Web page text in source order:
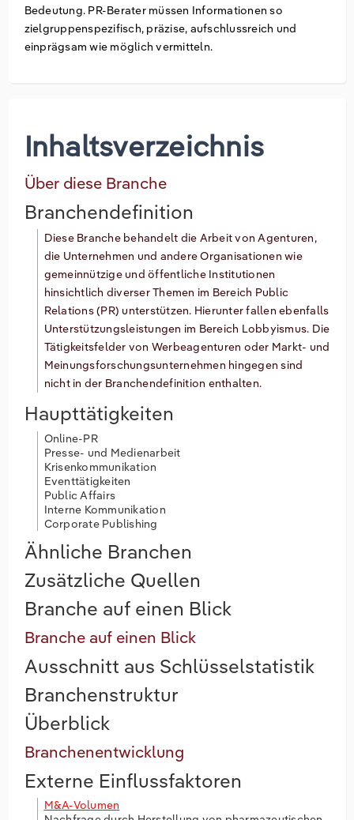
Bedeutung. PR-Berater müssen Informationen so
zielgruppenspezifisch, präzise, aufschlussreich und
einprägsam wie möglich vermitteln.
Inhaltsverzeichnis
Über diese Branche
Branchendefinition
Diese Branche behandelt die Arbeit von Agenturen,
die Unternehmen und andere Organisationen wie
gemeinnützige und öffentliche Institutionen
hinsichtlich diverser Themen im Bereich Public
Relations (PR) unterstützen. Hierunter fallen ebenfalls
Unterstützungsleistungen im Bereich Lobbyismus. Die
Tätigkeitsfelder von Werbeagenturen oder Markt- und
Meinungsforschungsunternehmen hingegen sind
nicht in der Branchendefinition enthalten.
Haupttätigkeiten
Online-PR
Presse- und Medienarbeit
Krisenkommunikation
Eventtätigkeiten
Public Affairs
Interne Kommunikation
Corporate Publishing
Ähnliche Branchen
Zusätzliche Quellen
Branche auf einen Blick
Branche auf einen Blick
Ausschnitt aus Schlüsselstatistik
Branchenstruktur
Überblick
Branchenentwicklung
Externe Einflussfaktoren
M&A-Volumen